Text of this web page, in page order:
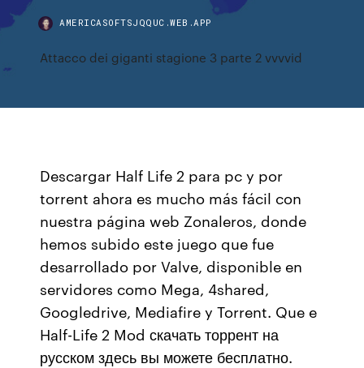
AMERICASOFTSJQQUC.WEB.APP
Attacco dei giganti stagione 3 parte 2 vvvvid
Descargar Half Life 2 para pc y por
torrent ahora es mucho más fácil con
nuestra página web Zonaleros, donde
hemos subido este juego que fue
desarrollado por Valve, disponible en
servidores como Mega, 4shared,
Googledrive, Mediafire y Torrent. Que e
Half-Life 2 Mod скачать торрент на
русском здесь вы можете бесплатно.